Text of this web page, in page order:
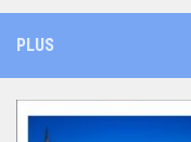
PLUS